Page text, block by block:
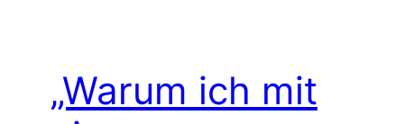
„Warum ich mit